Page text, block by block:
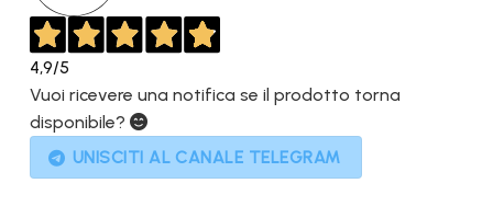
4,9/5
Vuoi ricevere una notifica se il prodotto torna
disponibile?
UNISCITI AL CANALE TELEGRAM